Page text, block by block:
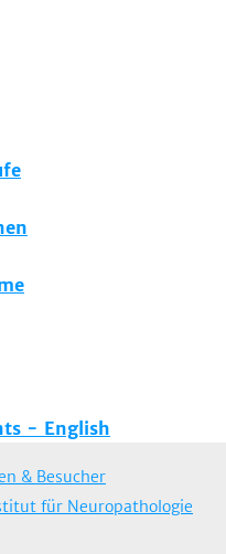
- English
& Besucher
für Neuropathologie